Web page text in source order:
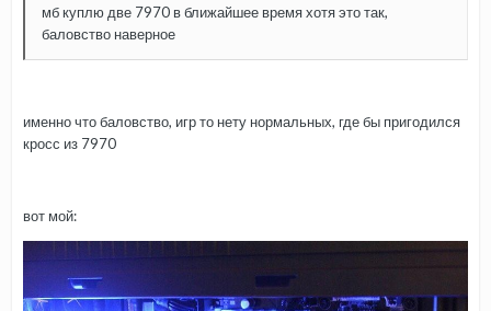
мб куплю две 7970 в ближайшее время хотя это так,
баловство наверное
именно что баловство, игр то нету нормальных, где бы пригодился
кросс из 7970
вот мой: